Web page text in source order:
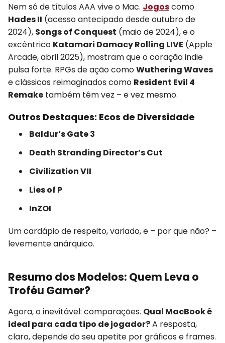
Nem só de títulos AAA vive o Mac. Jogoscomo
Hades II (acesso antecipado desde outubro de
2024), Songs of Conquest (maio de 2024), e o
excêntrico Katamari Damacy Rolling LIVE (Apple
Arcade, abril 2025), mostram que o coração indie
pulsa forte. RPGs de ação comoWuthering Waves
e clássicos reimaginados como Resident Evil 4
Remake também têm vez – e vez mesmo.
Outros Destaques: Ecos de Diversidade
Baldur’s Gate 3
Death Stranding Director’s Cut
Civilization VII
Lies of P
InZOI
Um cardápio de respeito, variado, e – por que não? –
levemente anárquico.
Resumo dos Modelos: Quem Leva o
Troféu Gamer?
Agora, o inevitável: comparações. Qual MacBook é
ideal para cada tipo de jogador?A resposta,
claro, depende do seu apetite por gráficos e frames.